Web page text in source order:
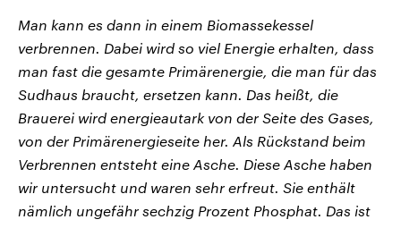
Man kann es dann in einem Biomassekessel
verbrennen. Dabei wird so viel Energie erhalten, dass
man fast die gesamte Primärenergie, die man für das
Sudhaus braucht, ersetzen kann. Das heißt, die
Brauerei wird energieautark von der Seite des Gases,
von der Primärenergieseite her. Als Rückstand beim
Verbrennen entsteht eine Asche. Diese Asche haben
wir untersucht und waren sehr erfreut. Sie enthält
nämlich ungefähr sechzig Prozent Phosphat. Das ist